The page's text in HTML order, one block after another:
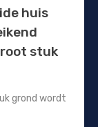
huis
stuk
grond wordt